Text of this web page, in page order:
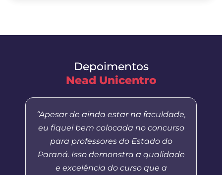
Depoimentos
Nead Unicentro
“Apesar de ainda estar na faculdade,
eu fiquei bem colocada no concurso
para professores do Estado do
Paraná. Isso demonstra a qualidade
e excelência do curso que a